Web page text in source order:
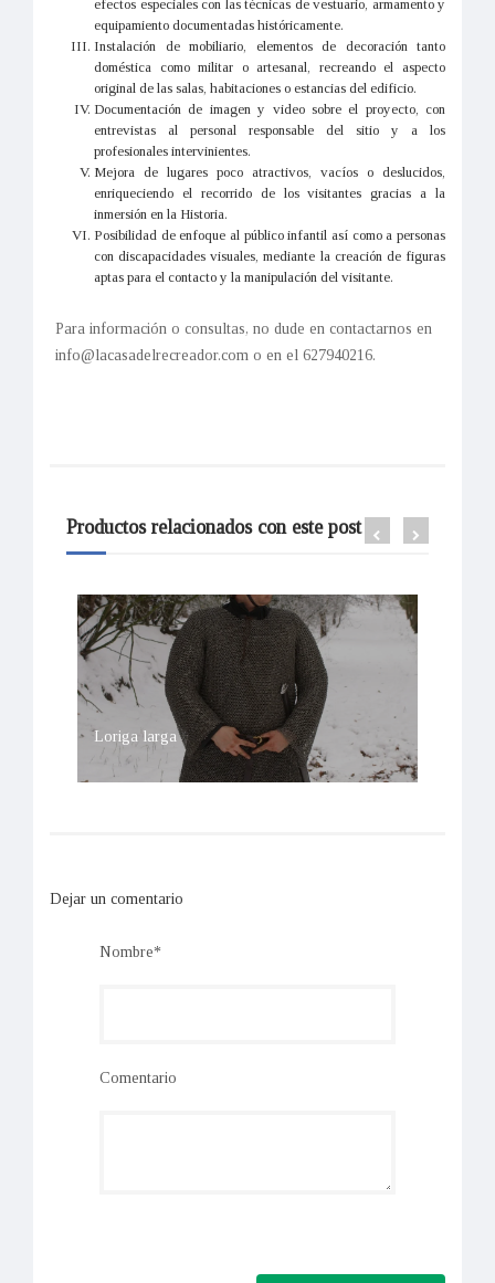
efectos especiales con las técnicas de vestuario, armamento y
equipamiento documentadas históricamente.
Instalación de mobiliario, elementos de decoración tanto
doméstica como militar o artesanal, recreando el aspecto
original de las salas, habitaciones o estancias del edificio.
Documentación de imagen y video sobre el proyecto, con
entrevistas al personal responsable del sitio y a los
profesionales intervinientes.
Mejora de lugares poco atractivos, vacíos o deslucidos,
enriqueciendo el recorrido de los visitantes gracias a la
inmersión en la Historia.
Posibilidad de enfoque al público infantil así como a personas
con discapacidades visuales, mediante la creación de figuras
aptas para el contacto y la manipulación del visitante.
Para información o consultas, no dude en contactarnos en
info@lacasadelrecreador.com o en el 627940216.
Productos relacionados con este post
Loriga larga
Dejar un comentario
Nombre*
Comentario